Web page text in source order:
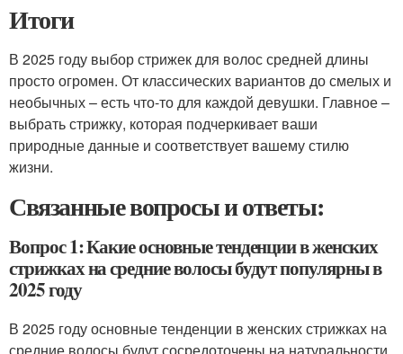
Итоги
В 2025 году выбор стрижек для волос средней длины
просто огромен. От классических вариантов до смелых и
необычных – есть что-то для каждой девушки. Главное –
выбрать стрижку, которая подчеркивает ваши
природные данные и соответствует вашему стилю
жизни.
Связанные вопросы и ответы:
Вопрос 1: Какие основные тенденции в женских
стрижках на средние волосы будут популярны в
2025 году
В 2025 году основные тенденции в женских стрижках на